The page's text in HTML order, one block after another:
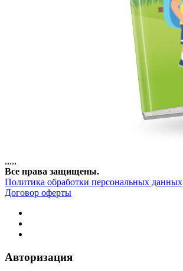
,,,,,
Все права защищены.
Политика обработки персональных данных
Договор оферты
Авторизация